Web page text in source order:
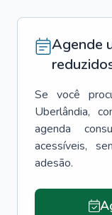
Agende
Se você
Uberlândia,
agenda
acessíveis,
adesão.